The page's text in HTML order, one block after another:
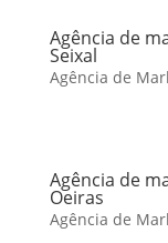
Agência de
Seixal
Agência de
Agência de
Oeiras
Agência de